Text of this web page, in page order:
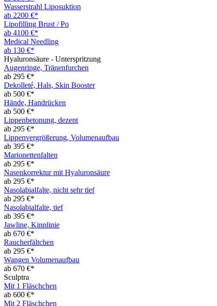
Wasserstrahl Liposuktion
ab 2200 €*
Lipofilling Brust / Po
ab 4100 €*
Medical Needling
ab 130 €*
Hyaluronsäure - Unterspritzung
Augenringe, Tränenfurchen
ab 295 €*
Dekolleté, Hals, Skin Booster
ab 500 €*
Hände, Handrücken
ab 500 €*
Lippenbetonung, dezent
ab 295 €*
Lippenvergrößerung, Volumenaufbau
ab 395 €*
Marionettenfalten
ab 295 €*
Nasenkorrektur mit Hyaluronsäure
ab 295 €*
Nasolabialfalte, nicht sehr tief
ab 295 €*
Nasolabialfalte, tief
ab 395 €*
Jawline, Kinnlinie
ab 670 €*
Raucherfältchen
ab 295 €*
Wangen Volumenaufbau
ab 670 €*
Sculptra
Mit 1 Fläschchen
ab 600 €*
Mit 2 Fläschchen